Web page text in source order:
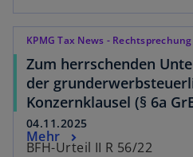
KPMG Tax News - Rechtsprechung
Zum herrschenden
der
Konzernklausel (§ 6a
04.11.2025
BFH-Urteil II R 56/22
Mehr